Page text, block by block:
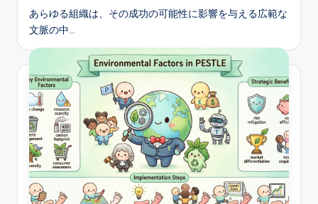
あらゆる組織は、その成功の可能性に影響を与える広範な
文脈の中…